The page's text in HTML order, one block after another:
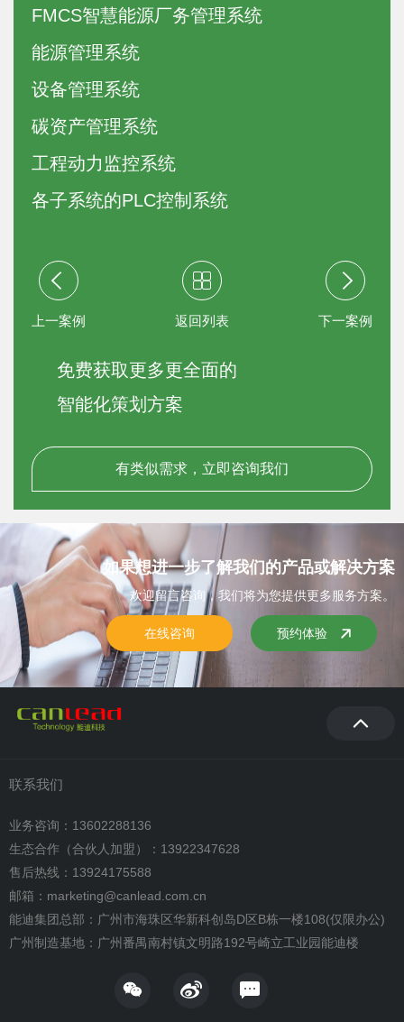
FMCS智慧能源厂务管理系统
能源管理系统
设备管理系统
碳资产管理系统
工程动力监控系统
各子系统的PLC控制系统
上一案例 返回列表 下一案例
免费获取更多更全面的
智能化策划方案
有类似需求，立即咨询我们
如果想进一步了解我们的产品或解决方案
欢迎留言咨询，我们将为您提供更多服务方案。
在线咨询 预约体验
联系我们
业务咨询：13602288136
生态合作（合伙人加盟）：13922347628
售后热线：13924175588
邮箱：marketing@canlead.com.cn
能迪集团总部：广州市海珠区华新科创岛D区B栋一楼108(仅限办公)
广州制造基地：广州番禺南村镇文明路192号崎立工业园能迪楼